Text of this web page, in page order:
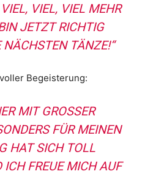
VIEL, VIEL MEHR
JETZT RICHTIG
TÄNZE!“
Begeisterung:
MIT GROSSER M
FÜR MEINEN S
SICH TOLL G
FREUE MICH AUF A